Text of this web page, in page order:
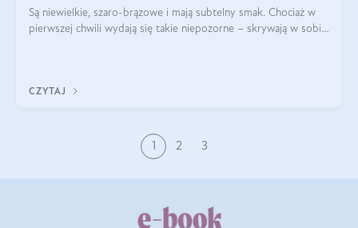
Są niewielkie, szaro-brązowe i mają subtelny smak. Chociaż w
pierwszej chwili wydają się takie niepozorne – skrywają w sobie
CZYTAJ
1 2 3